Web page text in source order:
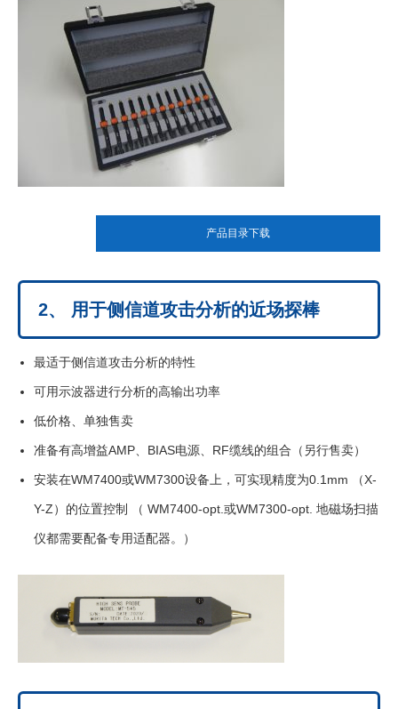
产品目录下载
2、 用于侧信道攻击分析的近场探棒
最适于侧信道攻击分析的特性
可用示波器进行分析的高输出功率
低价格、单独售卖
准备有高增益AMP、BIAS电源、RF缆线的组合（另行售卖）
安装在WM7400或WM7300设备上，可实现精度为0.1mm （X-
Y-Z）的位置控制 （ WM7400-opt.或WM7300-opt. 地磁场扫描
仪都需要配备专用适配器。）